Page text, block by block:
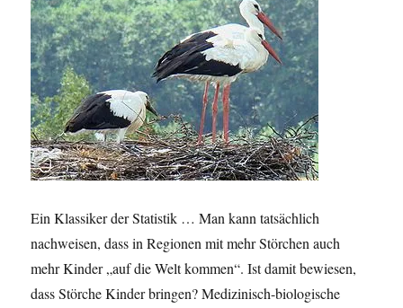
Ein Klassiker der Statistik … Man kann tatsächlich
nachweisen, dass in Regionen mit mehr Störchen auch
mehr Kinder „auf die Welt kommen“. Ist damit bewiesen,
dass Störche Kinder bringen? Medizinisch-biologische